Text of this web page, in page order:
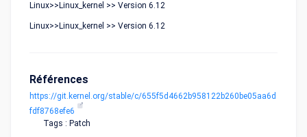
Linux>>Linux_kernel >> Version 6.12
Linux>>Linux_kernel >> Version 6.12
Références
https://git.kernel.org/stable/c/655f5d4662b958122b260be05aa6d
fdf8768efe6
Tags : Patch